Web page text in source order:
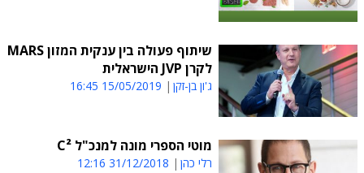
שיתוף פעולה בין ענקית המזון MARS
לקרן JVP הישראלית
ג'ון בן-זקן 15/05/2019 16:45
מוטי הספרי מונה למנכ"ל C²
רלי כהן 31/12/2018 12:16